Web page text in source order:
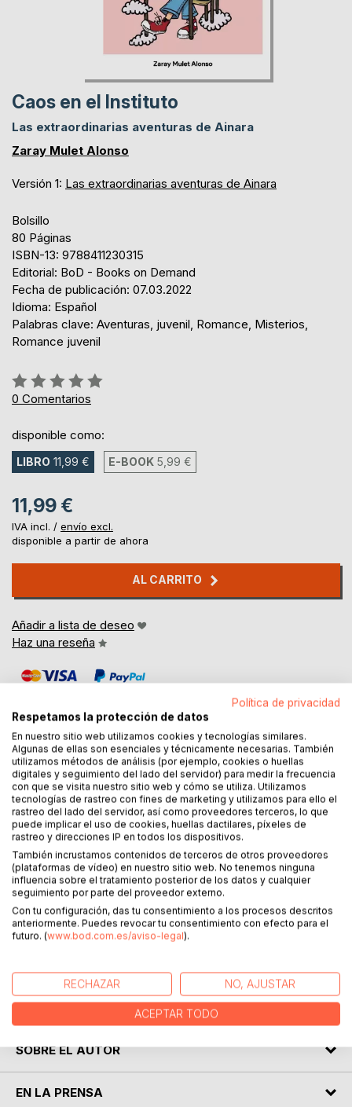
Caos en el Instituto
Las extraordinarias aventuras de Ainara
Zaray Mulet Alonso
Versión 1: Las extraordinarias aventuras de Ainara
Bolsillo
80 Páginas
ISBN-13: 9788411230315
Editorial: BoD - Books on Demand
Fecha de publicación: 07.03.2022
Idioma: Español
Palabras clave: Aventuras, juvenil, Romance, Misterios,
Romance juvenil
Rating:
0%
0 Comentarios
disponible como:
LIBRO 11,99 € E-BOOK 5,99 €
11,99 €
IVA incl. / envío excl.
disponible a partir de ahora
AL CARRITO
Añadir a lista de deseo
Haz una reseña
DESCRIPCIÓN
Ainara es una estudiante más en un tranquilo instituto de un
apacible y pequeño pueblo. Un día, un inesperado suceso
provoca el Caos en su instituto y desencadena una serie
de sucesos increíbles y trepidantes. Una sería de sucesos
que hacen que la joven estudiante, a medida que va
resolviendo misterios, vaya madurando como persona.
Caos en el instituto mantiene a lo largo de todas sus
páginas un ritmo frenético, pero también incluye
reflexiones y lecciones de vida. Una de ellas es que la
cualquier momento y que el bien y el mal pueden estar en
cualquier sitio. Incluso en tu casa. Aquí empiezan las
extraordinarias aventuras de Ainara.
SOBRE EL AUTOR
EN LA PRENSA
Política de privacidad
Respetamos la protección de datos
En nuestro sitio web utilizamos cookies y tecnologías similares.
Algunas de ellas son esenciales y técnicamente necesarias. También
utilizamos métodos de análisis (por ejemplo, cookies o huellas
digitales y seguimiento del lado del servidor) para medir la frecuencia
con que se visita nuestro sitio web y cómo se utiliza. Utilizamos
tecnologías de rastreo con fines de marketing y utilizamos para ello el
rastreo del lado del servidor, así como proveedores terceros, lo que
puede implicar el uso de cookies, huellas dactilares, píxeles de
rastreo y direcciones IP en todos los dispositivos.
También incrustamos contenidos de terceros de otros proveedores
(plataformas de vídeo) en nuestro sitio web. No tenemos ninguna
influencia sobre el tratamiento posterior de los datos y cualquier
seguimiento por parte del proveedor externo.
Con tu configuración, das tu consentimiento a los procesos descritos
anteriormente. Puedes revocar tu consentimiento con efecto para el
futuro. (www.bod.com.es/aviso-legal).
RECHAZAR NO, AJUSTAR
ACEPTAR TODO